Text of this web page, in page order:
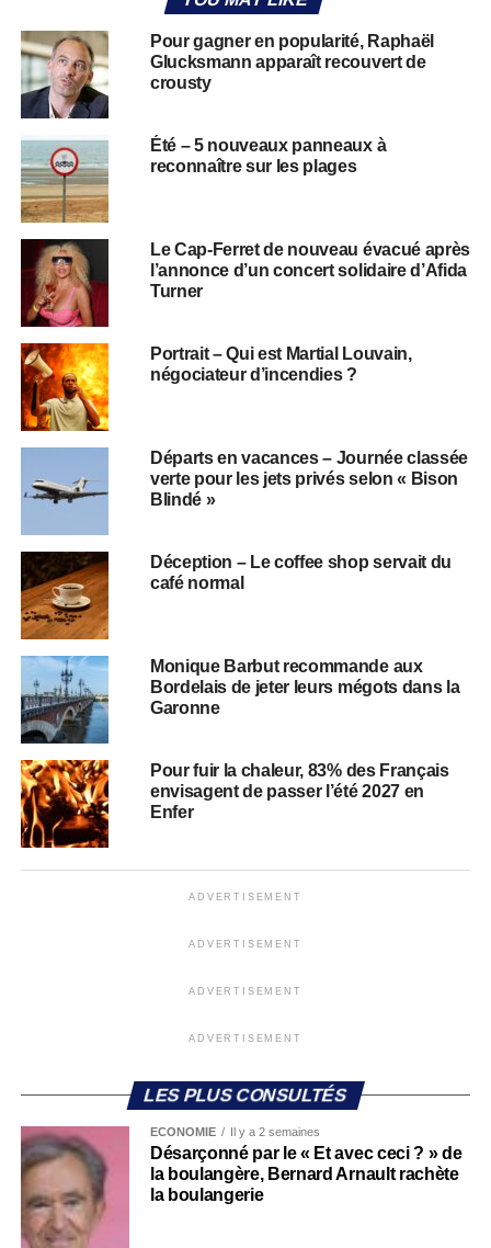
Pour gagner en popularité, Raphaël
Glucksmann apparaît recouvert de
crousty
Été – 5 nouveaux panneaux à
reconnaître sur les plages
Le Cap-Ferret de nouveau évacué après
l’annonce d’un concert solidaire d’Afida
Turner
Portrait – Qui est Martial Louvain,
négociateur d’incendies ?
Départs en vacances – Journée classée
verte pour les jets privés selon « Bison
Blindé »
Déception – Le coffee shop servait du
café normal
Monique Barbut recommande aux
Bordelais de jeter leurs mégots dans la
Garonne
Pour fuir la chaleur, 83% des Français
envisagent de passer l’été 2027 en
Enfer
ADVERTISEMENT
ADVERTISEMENT
ADVERTISEMENT
ADVERTISEMENT
LES PLUS CONSULTÉS
ECONOMIE Il y a 2 semaines
Désarçonné par le « Et avec ceci ? » de
la boulangère, Bernard Arnault rachète
la boulangerie